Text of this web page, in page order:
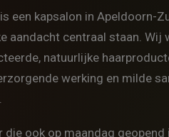
een kapsalon in Apeldoorn-
aandacht centraal staan. Wij
natuurlijke
werking en milde
die ook op maandag geopend